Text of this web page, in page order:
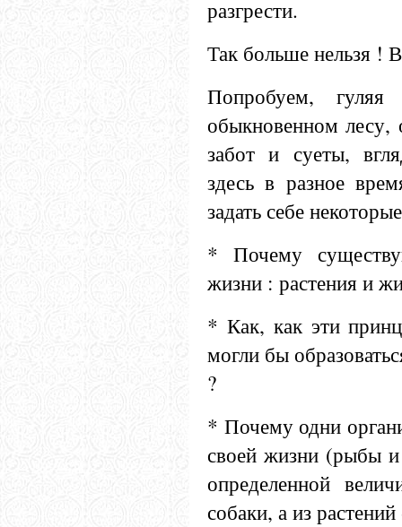
разгрести.
Так больше нельзя !
Попробуем,
обыкновенном
забот и суеты,
здесь в разное
задать себе
* Почему
жизни : растения и
* Как, как эти
могли бы
?
* Почему одни
своей жизни (рыбы и
определенной
собаки, а из